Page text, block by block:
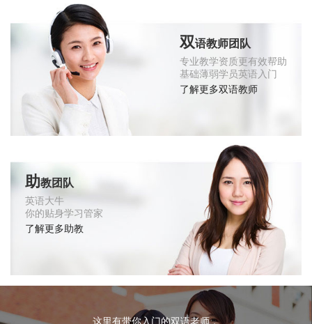
双语教师团队
专业教学资质更有效帮助
基础薄弱学员英语入门
了解更多双语教师
助教团队
英语大牛
你的贴身学习管家
了解更多助教
这里有带你入门的双语老师，